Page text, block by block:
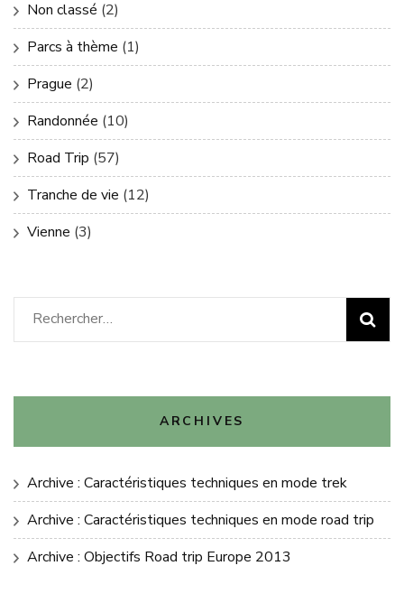
Non classé (2)
Parcs à thème (1)
Prague (2)
Randonnée (10)
Road Trip (57)
Tranche de vie (12)
Vienne (3)
Rechercher :
ARCHIVES
Archive : Caractéristiques techniques en mode trek
Archive : Caractéristiques techniques en mode road trip
Archive : Objectifs Road trip Europe 2013